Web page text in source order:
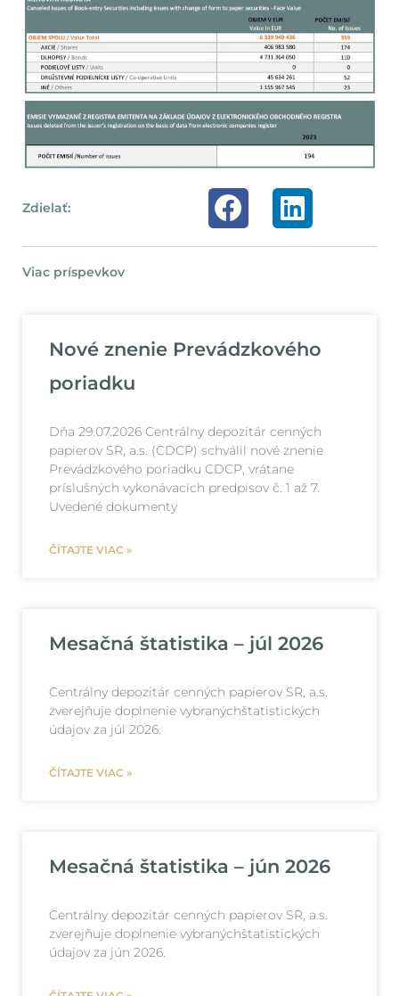
Zdielať:
Viac príspevkov
Nové znenie Prevádzkového
poriadku
Dňa 29.07.2026 Centrálny depozitár cenných
papierov SR, a.s. (CDCP) schválil nové znenie
Prevádzkového poriadku CDCP, vrátane
príslušných vykonávacích predpisov č. 1 až 7.
Uvedené dokumenty
ČÍTAJTE VIAC »
Mesačná štatistika – júl 2026
Centrálny depozitár cenných papierov SR, a.s.
zverejňuje doplnenie vybranýchštatistických
údajov za júl 2026.
ČÍTAJTE VIAC »
Mesačná štatistika – jún 2026
Centrálny depozitár cenných papierov SR, a.s.
zverejňuje doplnenie vybranýchštatistických
údajov za jún 2026.